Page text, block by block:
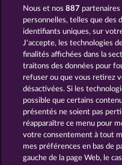
Ramses Book
Cleopatra's Crown
CGU
Nous et nos887 partenaires
personnelles, telles que des
identifiants uniques, sur
J'accepte, les technologies
finalités affichées dans la
traitons des données pour
refuser ou que vous retirez
désactivées. Si les
possible que certains
présentés ne soient pas
réapparaître ce menu pour
votre consentement à tout
mes préférences en bas de
gauche de la page Web, le